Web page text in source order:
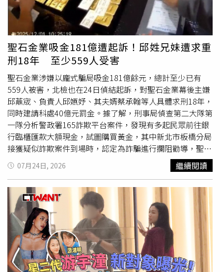
通勤或長途旅行都能維持不錯的乘坐品質。座椅採用黑紅雙
色混織皮革，駕駛座擁有八向電動調整與按摩功能。（圖／
方萬民攝）空調出風口為經典的四葉草造型。（圖／方萬民
攝）真正上路後，Junior Ibrida最讓人驚喜的，其實是這套
油電動力系統。搭載1.2升三缸渦輪增壓引擎，結合P2
Hybrid油電系統以及e-DCS6雙離合器六速自排變速箱，綜
效輸出145匹馬力，0至100公里加速8.9秒，平均油耗則達
到21.2km/L。單看數據或許稱不上熱血，但實際駕駛後卻
比預期來得活潑許多。電動馬達在起步階段立即介入，讓車
輛擁有十分輕快的反應。尤其都會道路最常使用的40至80
公里速度區間，加速表現相當靈活。遇到需要超車或快速併
入車流時，也能提供足夠信心。這套系統最大的優勢並非性
能，而是節奏。油門反應自然，動力銜接順暢，低速時甚至
能以純電模式行駛。對於尚未準備全面進入純電時代的消費
者而言，這樣的設定反而更容易融入日常生活。unior
Ibrida的油電動力系統，搭載1.2升三缸渦輪增壓引擎，結合
P2 Hybrid油電系統，綜效輸出可達145匹馬力。（圖／方
萬民攝）電動馬達在起步階段立即介入，讓車輛擁有十分輕
快的反應，加速表現相當靈活。（圖／方萬民攝）有趣的
是，Junior並沒有刻意營造性能車的緊張感。不會時刻提醒
你自己有多少匹馬力，也不會用誇張的排氣聲浪刺激腎上腺
素。但當駛入彎道時，你會發現自己早已不自覺握緊方向
盤。方向盤指向十分直接，車頭反應俐落，車身動態也比一
站，胡瓜拜訪台中知名建設公司董事長吳春山打造的「豬博
物館」，對方除了打造台中國家歌劇院、故宮南院、高雄展
覽館等大型公共工程，更收藏了超過一萬三千件來自世界各
地的豬偶，從價值四、五百萬元、由三義木雕大師打造的大
型木雕屏風，到石雕、陶藝、古董，世界各國豬造型的藝術
品都容納其中，甚至因為太熱愛收藏，董事長決定斥資2億
元打造全台首座「豬博物館」，預計完工後將所有收藏免費
與民眾分享。談起收藏契機，吳春山笑說，一切源自年輕時
送禮給老闆孩子，沒想到自己越買越喜歡，最後收藏一發不
可收拾，開始在世界各地到處物色，只要看到與豬有關的收
藏，就想盡辦法帶回台灣。而自己出生於彰化鄉下農家，童
年家門前就是豬舍，每逢開學前，家裡賣豬換來的收入也養
活了家，因此對豬始終有著特殊情感。胡瓜表示，每一代人
都有屬於自己的收藏回憶，從老一輩的古董、公仔，到現在
年輕人瘋迷的卡牌文化，其實背後收藏的不是物品，而是一
段人生故事與熱情。「真正珍貴的不是價格，而是每件收藏
品都有屬於自己的故事。」他也笑說，錄完這集之後，自己
最大的收穫不是知道收藏品值多少錢，而是看見收藏家願意
花數十年時間，堅持一件喜歡的事情，這份熱情才是最令人
佩服的。
聖石金業吸金181億遭起訴！邱姓兄妹遭求重
刑18年 至少559人受害
聖石金業涉嫌以龐式騙局吸金181億餘元，總計至少已有
559人被害，北檢也在24日偵結起訴，對聖石金業幕後主嫌
邱薡宬、負責人邱嬿妤、其夫婿蔡承翰等人具體求刑18年，
同時建請科處40億元罰金。據了解，刑事局偵查第二大隊第
一隊分析警政署165詐欺平台案件，發現有多起民眾前往銀
行臨櫃匯款大額現金，試圖購買黃金，其中新北市板橋分局
接獲疑似詐欺案件到場時，認定為詐騙進行攔阻勸導，聖石
金業卻認為板橋分局組詐報導造成其商譽受損，怒喊提告並
要求更正道歉，最終以板橋分局發布新聞稿澄清落幕。然而
警方持續分析發現，聖石金業旗下共有23間門市，以讓民眾
投資購買一定客數黃金就可獲得8%至12%的「折扣」為話
術，吸引民眾投資，同時培養2000名業務，並將業務分為6
級，每單成交均可獲得4%至9%不等抽成，每月固定支出就
高達近6成，引起警方關注。據了解，聖石金業常以「教育
訓練」、「財務管理」、「茶藝」、「香氛」等名目於各地
舉辦說明會，向多數人或不特定民眾灌輸投資黃金優點並推
銷黃金合約，使投資人誤信為合法投資方案，或是進行陌生
07月24日, 2026 繼續閱讀